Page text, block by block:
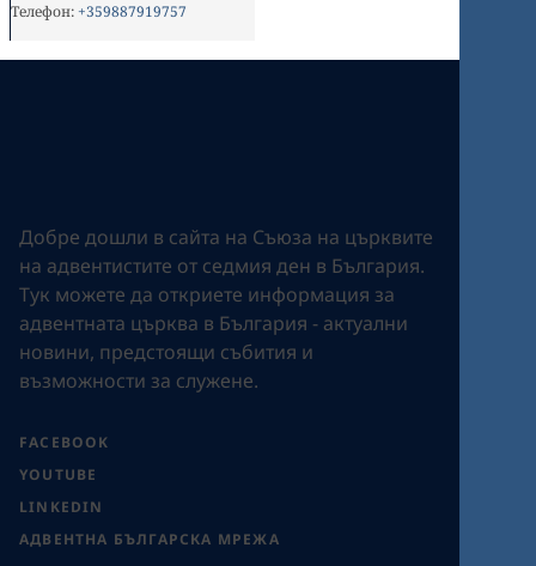
Телефон:+359887919757
Добре дошли в сайта на Съюза на църквите
на адвентистите от седмия ден в България.
Tук можете да откриете информация за
адвентната църква в България - актуални
новини, предстоящи събития и
възможности за служене.
FACEBOOK
YOUTUBE
LINKEDIN
АДВЕНТНА БЪЛГАРСКА МРЕЖА